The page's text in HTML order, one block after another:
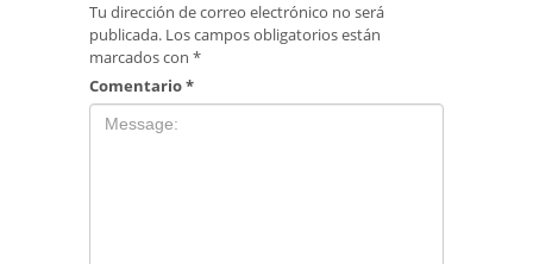
Tu dirección de correo electrónico no será
publicada. Los campos obligatorios están
marcados con *
Comentario*